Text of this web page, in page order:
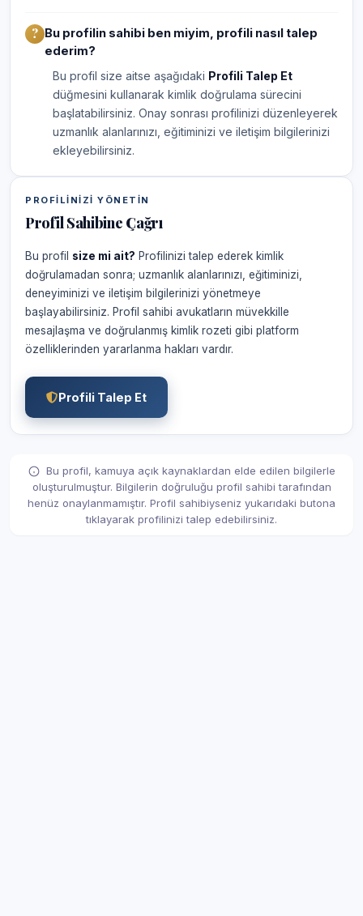
Bu profilin sahibi ben miyim, profili nasıl talep
ederim?
Bu profil size aitse aşağıdaki Profili Talep Et
düğmesini kullanarak kimlik doğrulama sürecini
başlatabilirsiniz. Onay sonrası profilinizi düzenleyerek
uzmanlık alanlarınızı, eğitiminizi ve iletişim bilgilerinizi
ekleyebilirsiniz.
PROFILINIZI YÖNETIN
Profil Sahibine Çağrı
Bu profil size mi ait? Profilinizi talep ederek kimlik
doğrulamadan sonra; uzmanlık alanlarınızı, eğitiminizi,
deneyiminizi ve iletişim bilgilerinizi yönetmeye
başlayabilirsiniz. Profil sahibi avukatların müvekkille
mesajlaşma ve doğrulanmış kimlik rozeti gibi platform
özelliklerinden yararlanma hakları vardır.
Profili Talep Et
Bu profil, kamuya açık kaynaklardan elde edilen bilgilerle
oluşturulmuştur. Bilgilerin doğruluğu profil sahibi tarafından
henüz onaylanmamıştır. Profil sahibiyseniz yukarıdaki butona
tıklayarak profilinizi talep edebilirsiniz.